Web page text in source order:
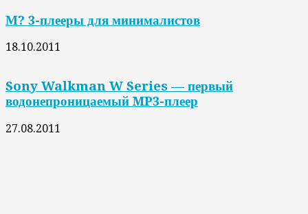
М? 3-плееры для минималистов
18.10.2011
Sony Walkman W Series — первый
водонепроницаемый MP3-плеер
27.08.2011